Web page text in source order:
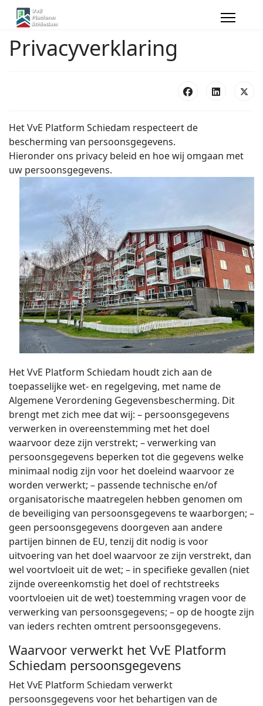
Privacyverklaring
Het VvE Platform Schiedam respecteert de
bescherming van persoonsgegevens.
Hieronder ons privacy beleid en hoe wij omgaan met
uw persoonsgegevens.
Het VvE Platform Schiedam houdt zich aan de
toepasselijke wet- en regelgeving, met name de
Algemene Verordening Gegevensbescherming. Dit
brengt met zich mee dat wij: – persoonsgegevens
verwerken in overeenstemming met het doel
waarvoor deze zijn verstrekt; – verwerking van
persoonsgegevens beperken tot die gegevens welke
minimaal nodig zijn voor het doeleind waarvoor ze
worden verwerkt; – passende technische en/of
organisatorische maatregelen hebben genomen om
de beveiliging van persoonsgegevens te waarborgen; –
geen persoonsgegevens doorgeven aan andere
partijen binnen de EU, tenzij dit nodig is voor
uitvoering van het doel waarvoor ze zijn verstrekt, dan
wel voortvloeit uit de wet; – in specifieke gevallen (niet
zijnde overeenkomstig het doel of rechtstreeks
voortvloeien uit de wet) toestemming vragen voor de
verwerking van persoonsgegevens; – op de hoogte zijn
van ieders rechten omtrent persoonsgegevens.
Waarvoor verwerkt het VvE Platform
Schiedam persoonsgegevens
Het VvE Platform Schiedam verwerkt
persoonsgegevens voor het behartigen van de